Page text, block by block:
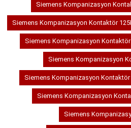
Siemens Kompanizasyon
Siemens Kompanizasyon Kontaktör
Siemens Kompanizasyon Kontaktör
Siemens Kompanizasyon
Siemens Kompanizasyon Kontaktör
Siemens Kompanizasyon
Siemens